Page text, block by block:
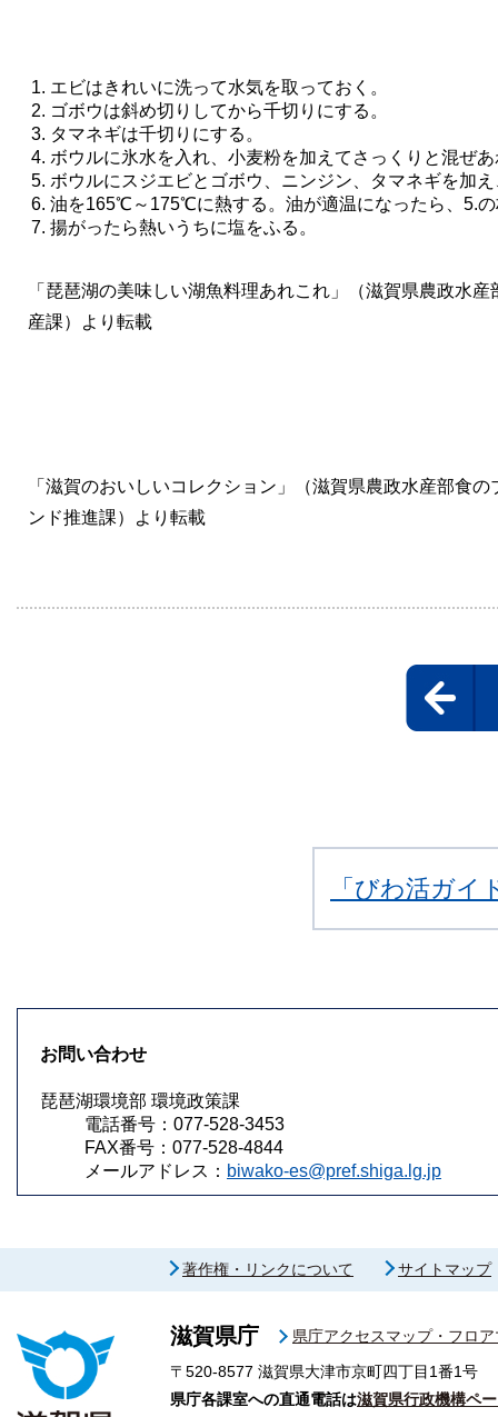
エビはきれいに洗って水気を取っておく。
ゴボウは斜め切りしてから千切りにする。
タマネギは千切りにする。
ボウルに氷水を入れ、小麦粉を加えてさっくりと混ぜ
ボウルにスジエビとゴボウ、ニンジン、タマネギを加
油を165℃～175℃に熱する。油が適温になったら、5.
揚がったら熱いうちに塩をふる。
「琵琶湖の美味しい湖魚料理あれこれ」（滋賀県農政水産
産課）より転載
「滋賀のおいしいコレクション」（滋賀県農政水産部食の
ンド推進課）より転載
「びわ活ガ
お問い合わせ
琵琶湖環境部 環境政策課
電話番号：077-528-3453
FAX番号：077-528-4844
メールアドレス： biwako-es@pref.shiga.lg.jp
著作権・リンクについて サイトマップ
滋賀県庁
県庁アクセスマップ・フロ
〒520-8577 滋賀県大津市京町四丁目1番1号
県庁各課室への直通電話は滋賀県行政機構ペ